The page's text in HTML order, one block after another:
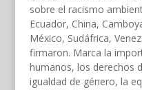
sobre el racismo
Ecuador, China,
México, Sudáfrica,
firmaron. Marca la
humanos, los derechos
igualdad de género, la